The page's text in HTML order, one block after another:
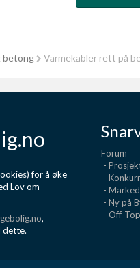
betong Varmekabler rett på
for å øke
Lov om
,
dette.
Forum
-
-
-
- Ny på
- Off-